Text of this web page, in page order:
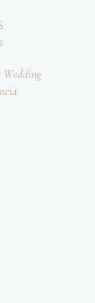
Wedding